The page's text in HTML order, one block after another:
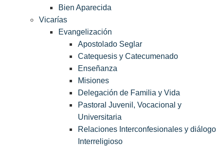
Bien Aparecida
Vicarías
Evangelización
Apostolado Seglar
Catequesis y Catecumenado
Enseñanza
Misiones
Delegación de Familia y Vida
Pastoral Juvenil, Vocacional y
Universitaria
Relaciones Interconfesionales y diálogo
Interreligioso